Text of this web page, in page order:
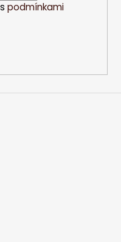
podmínkami